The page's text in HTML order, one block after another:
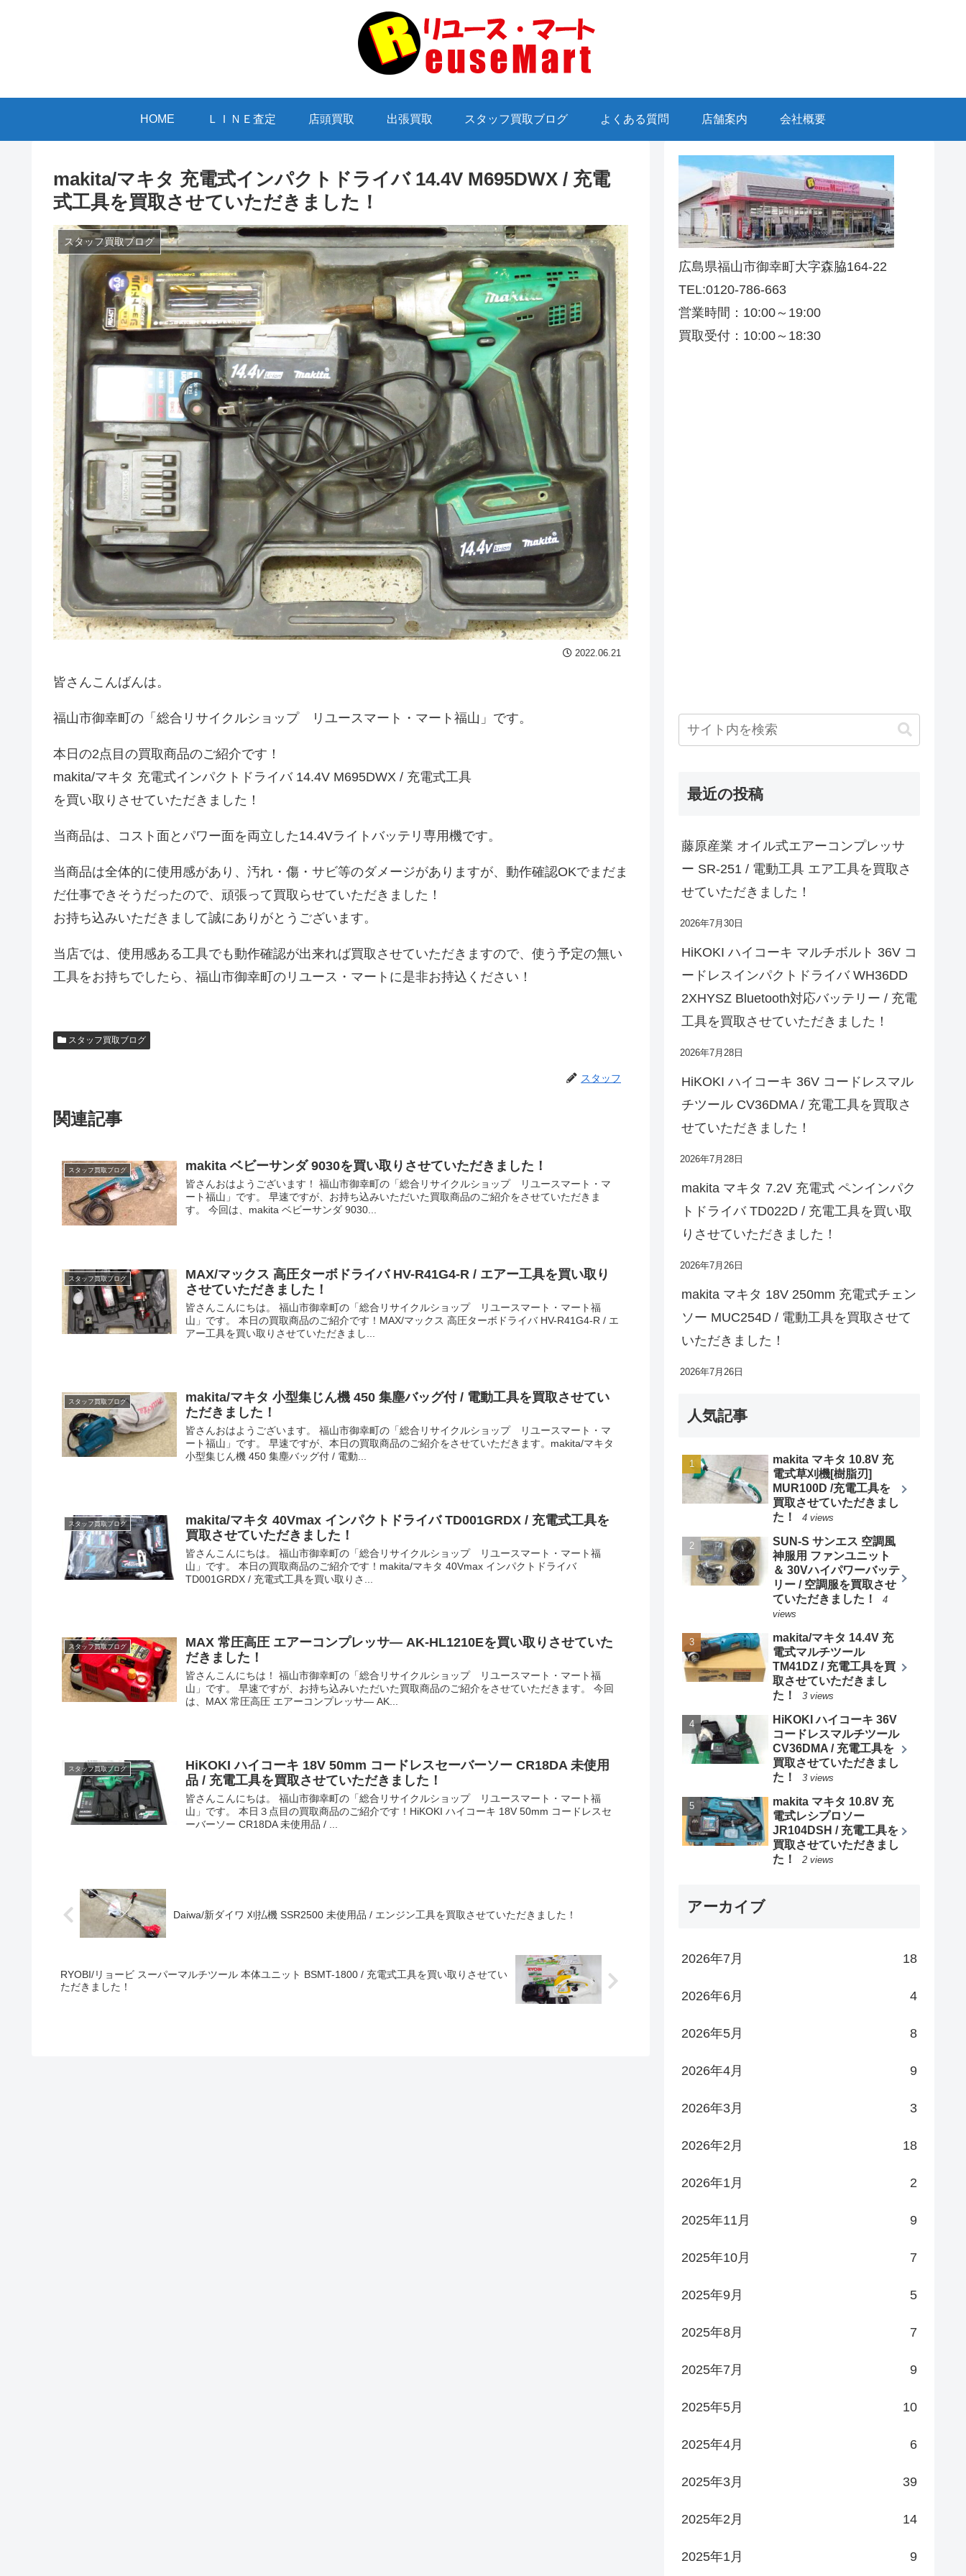
HOME ＬＩＮＥ査定 店頭買取 出張買取 スタッフ買取ブログ よくある質問 店舗案内 会社概要
makita/マキタ 充電式インパクトドライバ 14.4V M695DWX / 充電
式工具を買取させていただきました！
スタッフ買取ブログ
2022.06.21
皆さんこんばんは。
福山市御幸町の「総合リサイクルショップ リユースマート・マート福山」です。
本日の2点目の買取商品のご紹介です！
makita/マキタ 充電式インパクトドライバ 14.4V M695DWX / 充電式工具
を買い取りさせていただきました！
当商品は、コスト面とパワー面を両立した14.4Vライトバッテリ専用機です。
当商品は全体的に使用感があり、汚れ・傷・サビ等のダメージがありますが、動作確認OKでまだま
だ仕事できそうだったので、頑張って買取らせていただきました！
お持ち込みいただきまして誠にありがとうございます。
当店では、使用感ある工具でも動作確認が出来れば買取させていただきますので、使う予定の無い
工具をお持ちでしたら、福山市御幸町のリユース・マートに是非お持込ください！
スタッフ買取ブログ
スタッフ
関連記事
スタッフ買取ブログ makita ベビーサンダ 9030を買い取りさせていただきました！
皆さんおはようございます！ 福山市御幸町の「総合リサイクルショップ リユースマート・マ
ート福山」です。 早速ですが、お持ち込みいただいた買取商品のご紹介をさせていただきま
す。 今回は、makita ベビーサンダ 9030...
スタッフ買取ブログ
MAX/マックス 高圧ターボドライバ HV-R41G4-R / エアー工具を買い取り
させていただきました！
皆さんこんにちは。 福山市御幸町の「総合リサイクルショップ リユースマート・マート福
山」です。 本日の買取商品のご紹介です！MAX/マックス 高圧ターボドライバ HV-R41G4-R / エ
アー工具を買い取りさせていただきまし...
スタッフ買取ブログ
makita/マキタ 小型集じん機 450 集塵バッグ付 / 電動工具を買取させてい
ただきました！
皆さんおはようございます。 福山市御幸町の「総合リサイクルショップ リユースマート・マ
ート福山」です。 早速ですが、本日の買取商品のご紹介をさせていただきます。makita/マキタ
小型集じん機 450 集塵バッグ付 / 電動...
スタッフ買取ブログ
makita/マキタ 40Vmax インパクトドライバ TD001GRDX / 充電式工具を
買取させていただきました！
皆さんこんにちは。 福山市御幸町の「総合リサイクルショップ リユースマート・マート福
山」です。 本日の買取商品のご紹介です！makita/マキタ 40Vmax インパクトドライバ
TD001GRDX / 充電式工具を買い取りさ...
スタッフ買取ブログ
MAX 常圧高圧 エアーコンプレッサ― AK-HL1210Eを買い取りさせていた
だきました！
皆さんこんにちは！ 福山市御幸町の「総合リサイクルショップ リユースマート・マート福
山」です。 早速ですが、お持ち込みいただいた買取商品のご紹介をさせていただきます。 今回
は、MAX 常圧高圧 エアーコンプレッサ― AK...
スタッフ買取ブログ
HiKOKI ハイコーキ 18V 50mm コードレスセーバーソー CR18DA 未使用
品 / 充電工具を買取させていただきました！
皆さんこんにちは。 福山市御幸町の「総合リサイクルショップ リユースマート・マート福
山」です。 本日３点目の買取商品のご紹介です！HiKOKI ハイコーキ 18V 50mm コードレスセ
ーバーソー CR18DA 未使用品 / ...
Daiwa/新ダイワ 刈払機 SSR2500 未使用品 / エンジン工具を買取させていただきました！
RYOBI/リョービ スーパーマルチツール 本体ユニット BSMT-1800 / 充電式工具を買い取りさせてい
ただきました！
広島県福山市御幸町大字森脇164-22
TEL:0120-786-663
営業時間：10:00～19:00
買取受付：10:00～18:30
最近の投稿
藤原産業 オイル式エアーコンプレッサ
ー SR-251 / 電動工具 エア工具を買取さ
せていただきました！
2026年7月30日
HiKOKI ハイコーキ マルチボルト 36V コ
ードレスインパクトドライバ WH36DD
2XHYSZ Bluetooth対応バッテリー / 充電
工具を買取させていただきました！
2026年7月28日
HiKOKI ハイコーキ 36V コードレスマル
チツール CV36DMA / 充電工具を買取さ
せていただきました！
2026年7月28日
makita マキタ 7.2V 充電式 ペンインパク
トドライバ TD022D / 充電工具を買い取
りさせていただきました！
2026年7月26日
makita マキタ 18V 250mm 充電式チェン
ソー MUC254D / 電動工具を買取させて
いただきました！
2026年7月26日
人気記事
makita マキタ 10.8V 充
電式草刈機[樹脂刃]
MUR100D /充電工具を
買取させていただきまし
た！
4 views
SUN-S サンエス 空調風
神服用 ファンユニット
＆ 30Vハイパワーバッテ
リー / 空調服を買取させ
ていただきました！
4
views
makita/マキタ 14.4V 充
電式マルチツール
TM41DZ / 充電工具を買
取させていただきまし
た！
3 views
HiKOKI ハイコーキ 36V
コードレスマルチツール
CV36DMA / 充電工具を
買取させていただきまし
た！
3 views
makita マキタ 10.8V 充
電式レシプロソー
JR104DSH / 充電工具を
買取させていただきまし
た！
2 views
アーカイブ
2026年7月 18
2026年6月 4
2026年5月 8
2026年4月 9
2026年3月 3
2026年2月 18
2026年1月 2
2025年11月 9
2025年10月 7
2025年9月 5
2025年8月 7
2025年7月 9
2025年5月 10
2025年4月 6
2025年3月 39
2025年2月 14
2025年1月 9